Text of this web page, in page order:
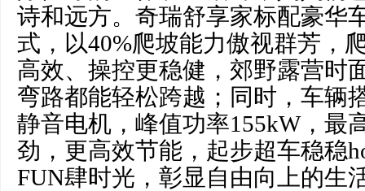
诗和远方。奇瑞舒享家标配豪华
式，以40%爬坡能力傲视群芳，
高效、操控更稳健，郊野露营时
弯路都能轻松跨越；同时，车辆
静音电机，峰值功率155kW，最
劲，更高效节能，起步超车稳稳
FUN肆时光，彰显自由向上的生